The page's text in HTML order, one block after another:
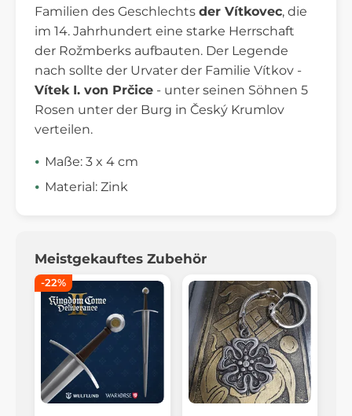
Familien des Geschlechts der Vítkovec, die
im 14. Jahrhundert eine starke Herrschaft
der Rožmberks aufbauten. Der Legende
nach sollte der Urvater der Familie Vítkov -
Vítek I. von Prčice - unter seinen Söhnen 5
Rosen unter der Burg in Český Krumlov
verteilen.
Maße: 3 x 4 cm
Material: Zink
Meistgekauftes Zubehör
-22%